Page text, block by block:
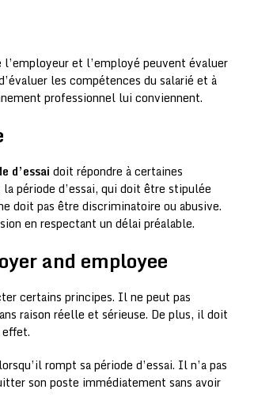
et l’employé peuvent évaluer
les compétences du salarié et à
professionnel lui conviennent.
d’essai doit répondre à certaines
période d’essai, qui doit être stipulée
doit pas être discriminatoire ou abusive.
en respectant un délai préalable.
and employee
certains principes. Il ne peut pas
raison réelle et sérieuse. De plus, il doit
rompt sa période d’essai. Il n’a pas
son poste immédiatement sans avoir